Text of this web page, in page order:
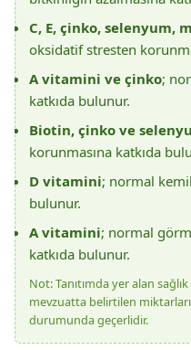
C, E, çinko, selenyum,
oksidatif stresten
A vitamini ve çinko;
katkıda bulunur.
Biotin, çinko ve
korunmasına katkıda
D vitamini; normal
bulunur.
A vitamini; normal
katkıda bulunur.
Not: Tanıtımda yer alan
mevzuatta belirtilen miktarları
durumunda geçerlidir.